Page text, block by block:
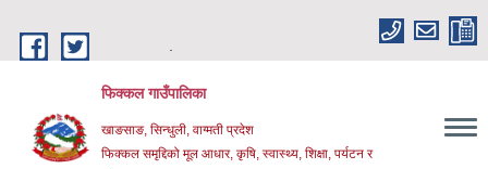
फिक्कल गाउँपालिका
खाङसाङ, सिन्धुली, वाग्मती प्रदेश
फिक्कल समृद्दिको मूल आधार, कृषि, स्वास्थ्य, शिक्षा, पर्यटन र